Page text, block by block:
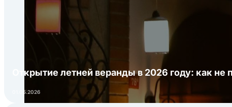
Открытие летней веранды в 2026 году: как
01.05.2026